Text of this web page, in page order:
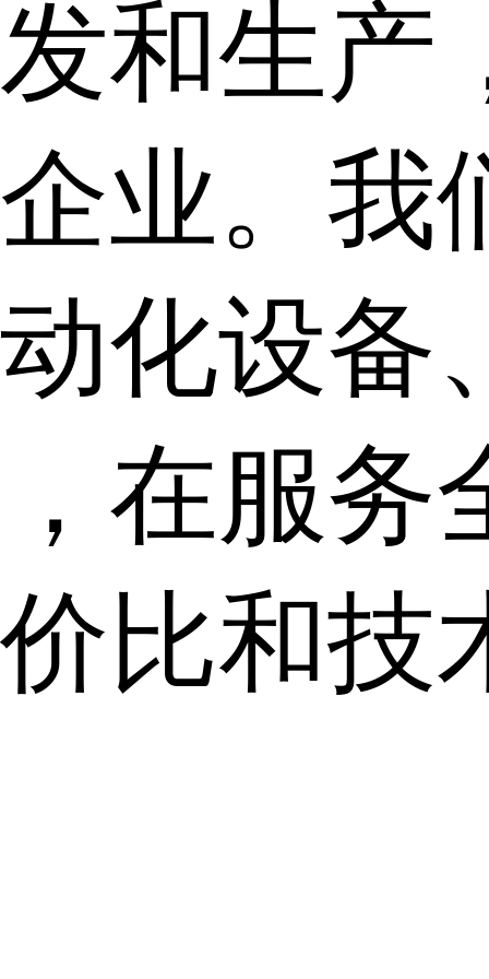
和生产
业。我
化设备
在服务
比和技